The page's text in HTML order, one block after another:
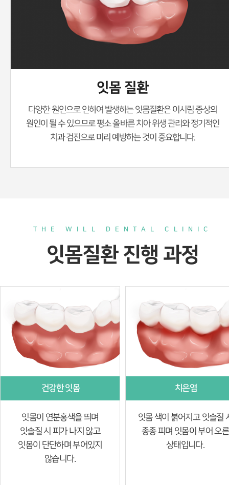
잇몸 질환
다양한 원인으로 인하여 발생하는 잇몸질환은 이시림 증상의
원인이 될 수 있으므로평소 올바른 치아 위생 관리와 정기적인
치과 검진으로 미리 예방하는 것이 중요합니다.
THE WILL DENTAL CLINIC
잇몸질환 진행 과정
건강한 잇몸
잇몸이 연분홍색을 띄며
잇솔질 시 피가 나지 않고
잇몸이 단단하며 부어있지
않습니다.
치은염
잇몸 색이 붉어지고 잇솔질
종종 피며 잇몸이 부어 오른
상태입니다.